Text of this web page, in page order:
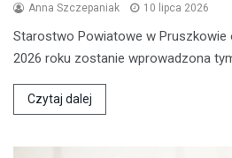
Anna Szczepaniak 10 lipca 2026
Starostwo Powiatowe w Pruszkowie
2026 roku zostanie wprowadzona
Czytaj dalej